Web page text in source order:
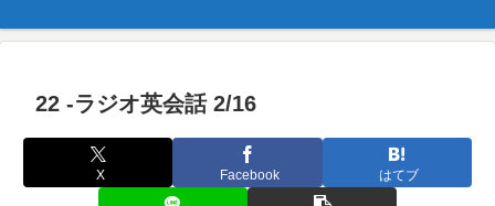
22 -ラジオ英会話 2/16
X Facebook はてブ